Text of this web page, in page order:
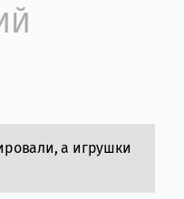
а игрушки